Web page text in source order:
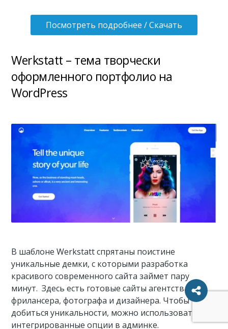
Посмотреть подробнее / Скачать
Werkstatt – тема творчески
оформленного портфолио на
WordPress
В шаблоне Werkstatt спрятаны поистине
уникальные демки, с которыми разработка
красивого современного сайта займет пару
минут. Здесь есть готовые сайты агентства,
фрилансера, фотографа и дизайнера. Чтобы
добиться уникальности, можно использовать
интегрированные опции в админке.